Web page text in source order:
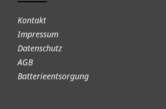
Kontakt
Impressum
Datenschutz
AGB
Batterieentsorgung